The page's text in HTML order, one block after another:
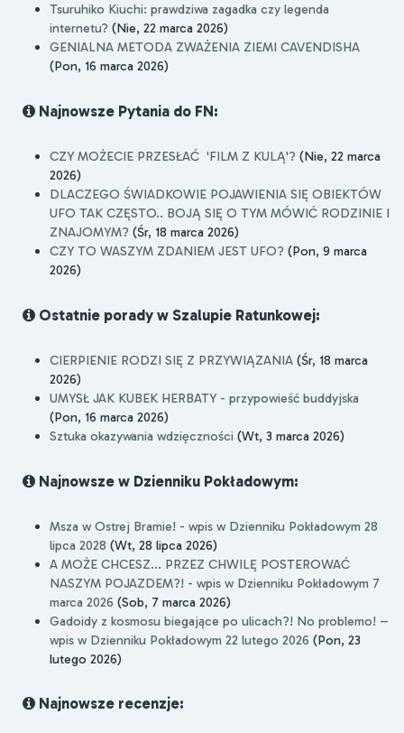
Tsuruhiko Kiuchi: prawdziwa zagadka czy legenda
internetu? (Nie, 22 marca 2026)
GENIALNA METODA ZWAŻENIA ZIEMI CAVENDISHA
(Pon, 16 marca 2026)
Najnowsze Pytania do FN:
CZY MOŻECIE PRZESŁAĆ 'FILM Z KULĄ'? (Nie, 22 marca
2026)
DLACZEGO ŚWIADKOWIE POJAWIENIA SIĘ OBIEKTÓW
UFO TAK CZĘSTO.. BOJĄ SIĘ O TYM MÓWIĆ RODZINIE I
ZNAJOMYM? (Śr, 18 marca 2026)
CZY TO WASZYM ZDANIEM JEST UFO? (Pon, 9 marca
2026)
Ostatnie porady w Szalupie Ratunkowej:
CIERPIENIE RODZI SIĘ Z PRZYWIĄZANIA (Śr, 18 marca
2026)
UMYSŁ JAK KUBEK HERBATY - przypowieść buddyjska
(Pon, 16 marca 2026)
Sztuka okazywania wdzięczności (Wt, 3 marca 2026)
Najnowsze w Dzienniku Pokładowym:
Msza w Ostrej Bramie! - wpis w Dzienniku Pokładowym 28
lipca 2028 (Wt, 28 lipca 2026)
A MOŻE CHCESZ... PRZEZ CHWILĘ POSTEROWAĆ
NASZYM POJAZDEM?! - wpis w Dzienniku Pokładowym 7
marca 2026 (Sob, 7 marca 2026)
Gadoidy z kosmosu biegające po ulicach?! No problemo! –
wpis w Dzienniku Pokładowym 22 lutego 2026 (Pon, 23
lutego 2026)
Najnowsze recenzje: